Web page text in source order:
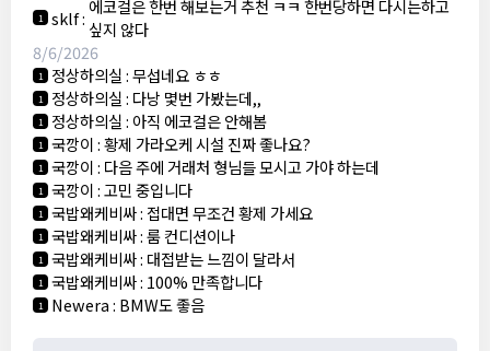
1 sklf: 에코걸은 한번 해보는거 추천 ㅋㅋ 한번당하면 다시는하고
싶지 않다
8/6/2026
1 정상하의실:무섭네요 ㅎㅎ
1 정상하의실: 다낭 몇번 가봤는데,,
1 정상하의실: 아직 에코걸은 안해봄
1 국깡이:황제 가라오케 시설 진짜 좋나요?
1 국깡이: 다음 주에 거래처 형님들 모시고 가야 하는데
1 국깡이:고민 중입니다
1 국밥왜케비싸: 접대면 무조건 황제 가세요
1 국밥왜케비싸:룸 컨디션이나
1 국밥왜케비싸: 대접받는 느낌이 달라서
1 국밥왜케비싸: 100% 만족합니다
1 Newera: BMW도 좋음